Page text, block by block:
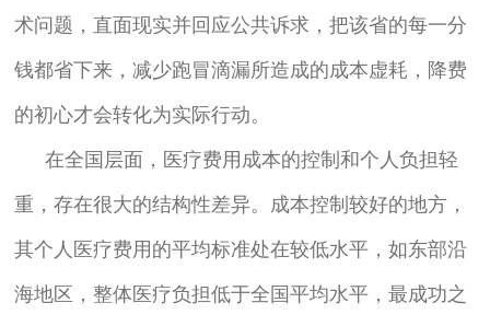
术问题，直面现实并回应公共诉求，把该省的每一分
钱都省下来，减少跑冒滴漏所造成的成本虚耗，降费
的初心才会转化为实际行动。
在全国层面，医疗费用成本的控制和个人负担轻
重，存在很大的结构性差异。成本控制较好的地方，
其个人医疗费用的平均标准处在较低水平，如东部沿
海地区，整体医疗负担低于全国平均水平，最成功之